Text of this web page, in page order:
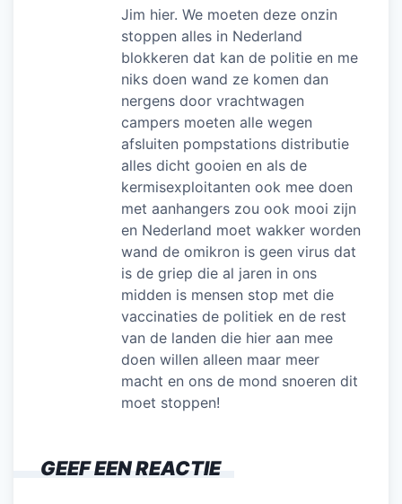
Jim hier. We moeten deze onzin
stoppen alles in Nederland
blokkeren dat kan de politie en me
niks doen wand ze komen dan
nergens door vrachtwagen
campers moeten alle wegen
afsluiten pompstations distributie
alles dicht gooien en als de
kermisexploitanten ook mee doen
met aanhangers zou ook mooi zijn
en Nederland moet wakker worden
wand de omikron is geen virus dat
is de griep die al jaren in ons
midden is mensen stop met die
vaccinaties de politiek en de rest
van de landen die hier aan mee
doen willen alleen maar meer
macht en ons de mond snoeren dit
moet stoppen!
GEEF EEN REACTIE